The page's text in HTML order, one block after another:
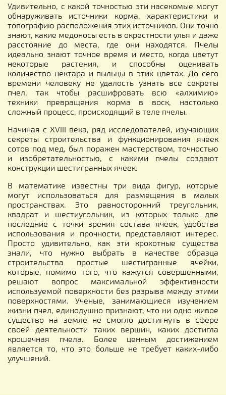
Удивительно, с какой точностью эти насекомые могут
обнаруживать источники корма, характеристики и
топографию расположения этих источников. Они точно
знают, какие медоносы есть в окрестности улья и даже
расстояние до места, где они находятся. Пчелы
идеально знают точное время и место, когда цветут
некоторые растения, и способны оценивать
количество нектара и пыльцы в этих цветах. До сего
времени человеку не удалость узнать все секреты
пчел, так чтобы расшифровать всю «алхимию»
техники превращения корма в воск, настолько
сложный процесс, происходящий в теле пчелы.
Начиная с XVIII века, ряд исследователей, изучающих
секреты строительства и функционирования ячеек
сотов под мед, был поражен мастерством, точностью
и изобретательностью, с какими пчелы создают
конструкции шестигранных ячеек.
В математике известны три вида фигур, которые
могут использоваться для размещения в малых
пространствах. Это равносторонний треугольник,
квадрат и шестиугольник, из которых только две
последние с точки зрения состава ячеек, удобства
использования и прочности, представляют интерес.
Просто удивительно, как эти крохотные существа
знали, что нужно выбрать в качестве образца
строительства простые шестигранные ячейки,
которые, помимо того, что кажутся совершенными,
решают вопрос максимальной эффективности
используемой поверхности без разрыва между этими
поверхностями. Ученые, занимающиеся изучением
жизни пчел, единодушно признают, что ни одно живое
существо на земле не смогло достигнуть в сфере
своей деятельности таких вершин, каких достигла
крошечная пчела. Более ценным достижением
является то, что это больше не требует каких-либо
улучшений.